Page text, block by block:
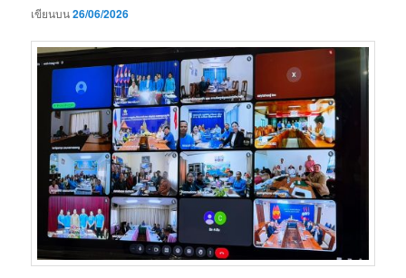
เขียนบน26/06/2026